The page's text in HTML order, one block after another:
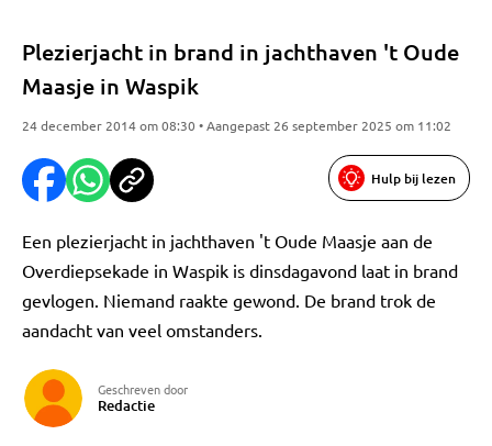
Plezierjacht in brand in jachthaven 't Oude
Maasje in Waspik
24 december 2014 om 08:30 • Aangepast 26 september 2025 om 11:02
Hulp bij lezen
Een plezierjacht in jachthaven 't Oude Maasje aan de
Overdiepsekade in Waspik is dinsdagavond laat in brand
gevlogen. Niemand raakte gewond. De brand trok de
aandacht van veel omstanders.
Geschreven door
Redactie